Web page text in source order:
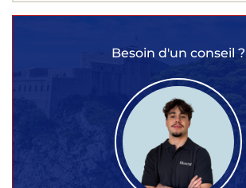
Besoin d'un conseil ?